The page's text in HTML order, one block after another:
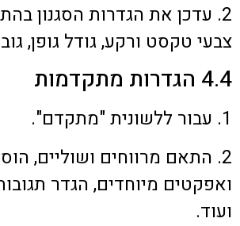
2. עדכן את הגדרות הסגנון
צבעי טקסט ורקע, גודל גופן,
4.4 הגדרות מתקדמות
1. עבור ללשונית "מתקדם".
2. התאם מרווחים ושוליים,
ואפקטים מיוחדים, הגדר
ועוד.